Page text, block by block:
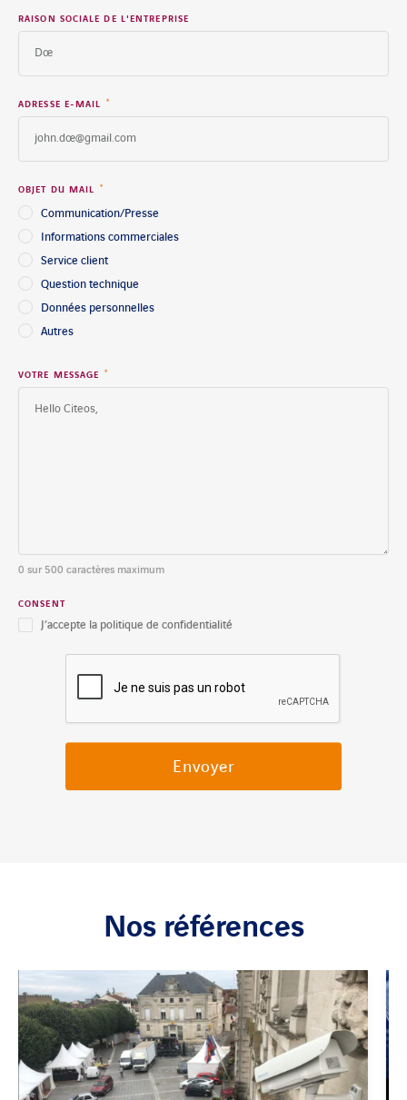
RAISON SOCIALE DE L'ENTREPRISE
ADRESSE E-MAIL *
OBJET DU MAIL *
Communication/Presse
Informations commerciales
Service client
Question technique
Données personnelles
Autres
VOTRE MESSAGE *
0 sur 500 caractères maximum
CONSENT
J’accepte la politique de confidentialité
Nos références